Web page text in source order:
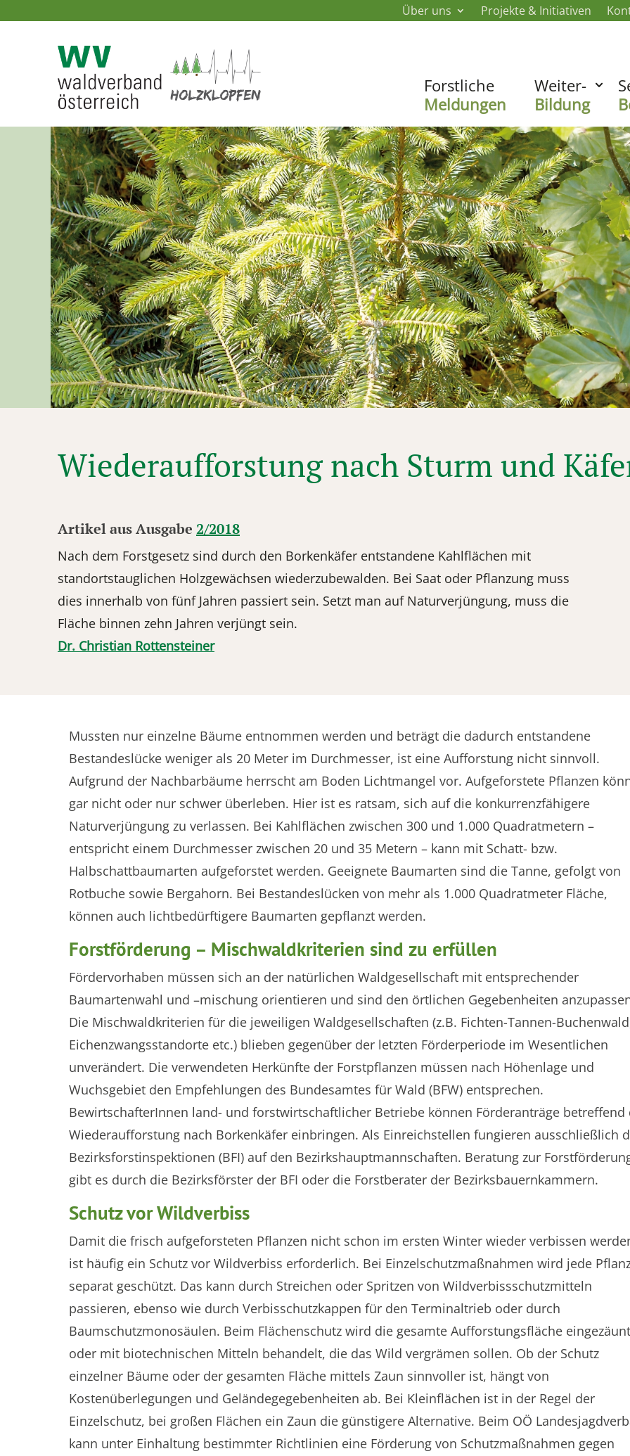
Über uns Projekte & Initiativen
Forstliche
Meldungen
Weiter-
Bildung
Wiederaufforstung nach Sturm und
Artikel aus Ausgabe 2/2018
Nach dem Forstgesetz sind durch den Borkenkäfer entstandene Kahlflächen mit
standortstauglichen Holzgewächsen wiederzubewalden. Bei Saat oder Pflanzung muss
dies innerhalb von fünf Jahren passiert sein. Setzt man auf Naturverjüngung, muss die
Fläche binnen zehn Jahren verjüngt sein.
Dr. Christian Rottensteiner
Mussten nur einzelne Bäume entnommen werden und beträgt die dadurch entstandene
Bestandeslücke weniger als 20 Meter im Durchmesser, ist eine Aufforstung nicht sinnvoll.
Aufgrund der Nachbarbäume herrscht am Boden Lichtmangel vor. Aufgeforstete Pflanzen
gar nicht oder nur schwer überleben. Hier ist es ratsam, sich auf die konkurrenzfähigere
Naturverjüngung zu verlassen. Bei Kahlflächen zwischen 300 und 1.000 Quadratmetern –
entspricht einem Durchmesser zwischen 20 und 35 Metern – kann mit Schatt- bzw.
Halbschattbaumarten aufgeforstet werden. Geeignete Baumarten sind die Tanne, gefolgt von
Rotbuche sowie Bergahorn. Bei Bestandeslücken von mehr als 1.000 Quadratmeter Fläche,
können auch lichtbedürftigere Baumarten gepflanzt werden.
Forstförderung – Mischwaldkriterien sind zu erfüllen
Fördervorhaben müssen sich an der natürlichen Waldgesellschaft mit entsprechender
Baumartenwahl und –mischung orientieren und sind den örtlichen Gegebenheiten
Die Mischwaldkriterien für die jeweiligen Waldgesellschaften (z.B. Fichten-Tannen-
Eichenzwangsstandorte etc.) blieben gegenüber der letzten Förderperiode im Wesentlichen
unverändert. Die verwendeten Herkünfte der Forstpflanzen müssen nach Höhenlage und
Wuchsgebiet den Empfehlungen des Bundesamtes für Wald (BFW) entsprechen.
BewirtschafterInnen land- und forstwirtschaftlicher Betriebe können Förderanträge betreffend
Wiederaufforstung nach Borkenkäfer einbringen. Als Einreichstellen fungieren ausschließlich
Bezirksforstinspektionen (BFI) auf den Bezirkshauptmannschaften. Beratung zur
gibt es durch die Bezirksförster der BFI oder die Forstberater der Bezirksbauernkammern.
Schutz vor Wildverbiss
Damit die frisch aufgeforsteten Pflanzen nicht schon im ersten Winter wieder verbissen
ist häufig ein Schutz vor Wildverbiss erforderlich. Bei Einzelschutzmaßnahmen wird jede
separat geschützt. Das kann durch Streichen oder Spritzen von Wildverbissschutzmitteln
passieren, ebenso wie durch Verbisschutzkappen für den Terminaltrieb oder durch
Baumschutzmonosäulen. Beim Flächenschutz wird die gesamte Aufforstungsfläche eingezäunt
oder mit biotechnischen Mitteln behandelt, die das Wild vergrämen sollen. Ob der Schutz
einzelner Bäume oder der gesamten Fläche mittels Zaun sinnvoller ist, hängt von
Kostenüberlegungen und Geländegegebenheiten ab. Bei Kleinflächen ist in der Regel der
Einzelschutz, bei großen Flächen ein Zaun die günstigere Alternative. Beim OÖ
kann unter Einhaltung bestimmter Richtlinien eine Förderung von Schutzmaßnahmen gegen